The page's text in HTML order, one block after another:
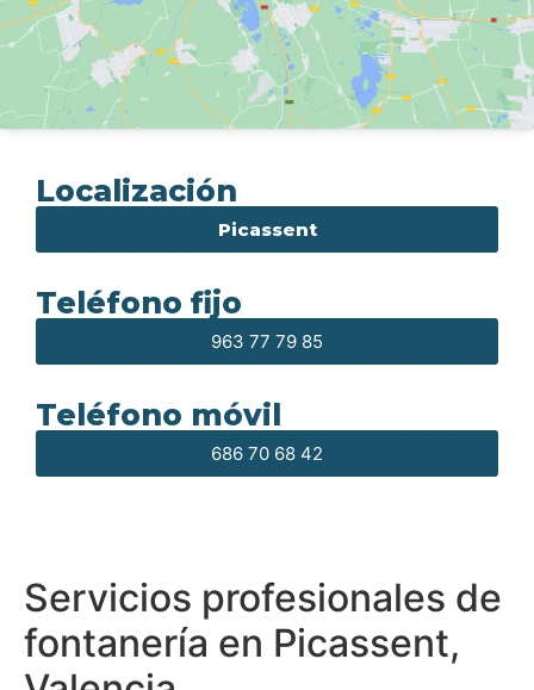
Localización
Picassent
Teléfono fijo
963 77 79 85
Teléfono móvil
686 70 68 42
Servicios profesionales de
fontanería en Picassent,